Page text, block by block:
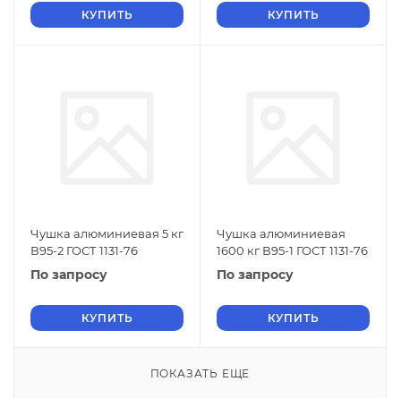
КУПИТЬ КУПИТЬ
Чушка алюминиевая 5 кг
В95-2 ГОСТ 1131-76
По запросу
КУПИТЬ
Чушка алюминиевая
1600 кг В95-1 ГОСТ 1131-76
По запросу
КУПИТЬ
ПОКАЗАТЬ ЕЩЕ